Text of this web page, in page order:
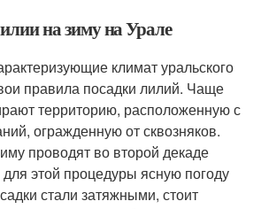
на зиму на Урале
климат уральского
правила посадки лилий. Чаще
территорию, расположенную с
огражденную от сквозняков.
проводят во второй декаде
этой процедуры ясную погоду
стали затяжными, стоит